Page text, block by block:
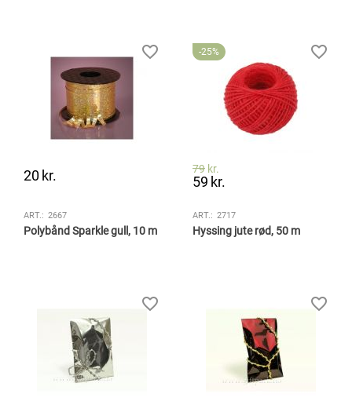
20kr.
ART.: 2667
Polybånd Sparkle gull, 10 m
25%
79 kr.
59 kr.
ART.: 2717
Hyssing jute rød, 50 m